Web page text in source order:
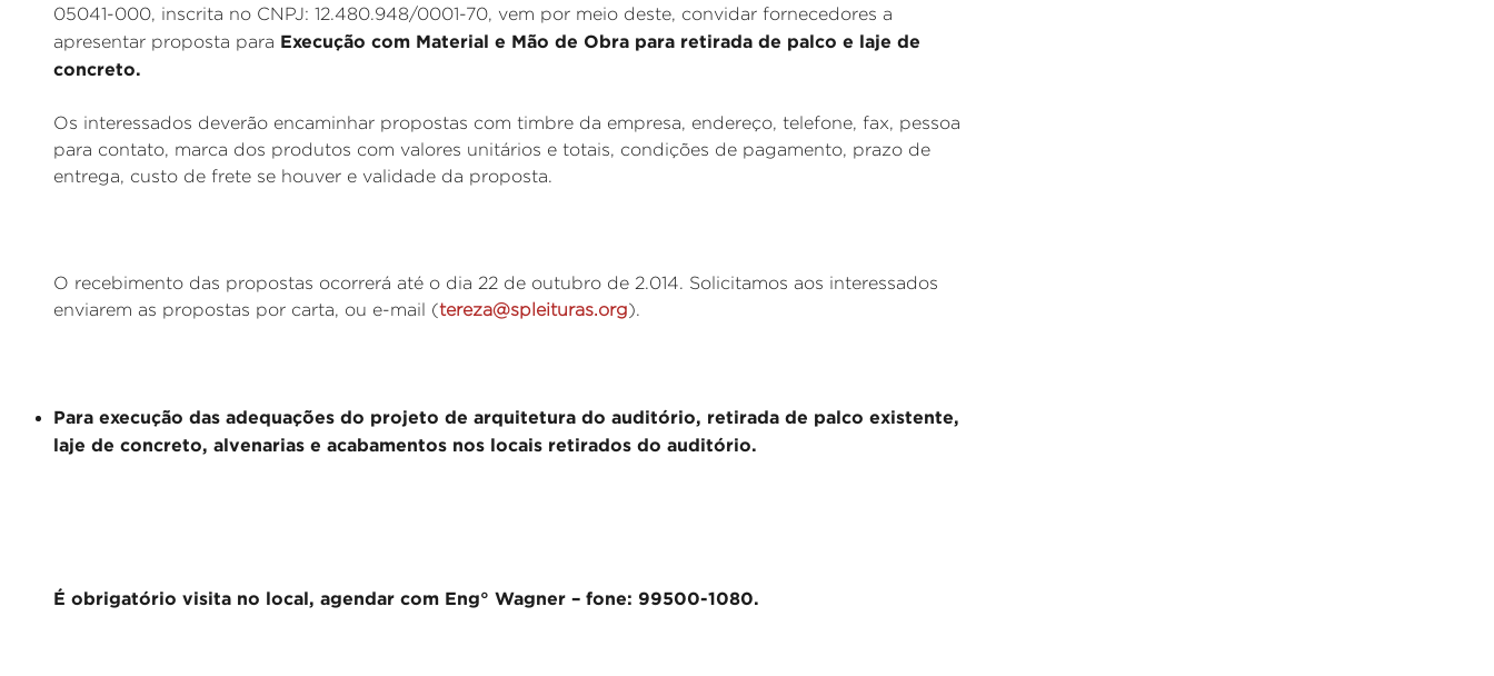
05041-000, inscrita no CNPJ: 12.480.948/0001-70, vem por meio deste, convidar fornecedores a
apresentar proposta para Execução com Material e Mão de Obra para retirada de palco e laje de
concreto.
Os interessados deverão encaminhar propostas com timbre da empresa, endereço, telefone, fax, pessoa
para contato, marca dos produtos com valores unitários e totais, condições de pagamento, prazo de
entrega, custo de frete se houver e validade da proposta.
O recebimento das propostas ocorrerá até o dia 22 de outubro de 2.014. Solicitamos aos interessados
enviarem as propostas por carta, ou e-mail (tereza@spleituras.org).
Para execução das adequações do projeto de arquitetura do auditório, retirada de palco existente,
laje de concreto, alvenarias e acabamentos nos locais retirados do auditório.
É obrigatório visita no local, agendar com Eng° Wagner – fone: 99500-1080.